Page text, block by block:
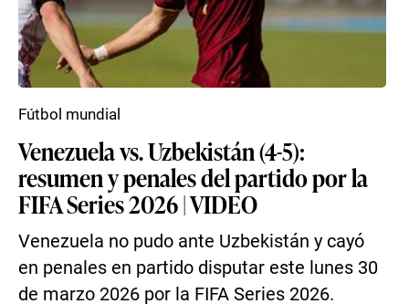
Venezuela vs. Uzbekistán (4-5):
resumen y penales del partido por la
FIFA Series 2026 | VIDEO
Venezuela no pudo ante Uzbekistán y cayó
en penales en partido disputar este lunes 30
de marzo 2026 por la FIFA Series 2026.
Fútbol mundial